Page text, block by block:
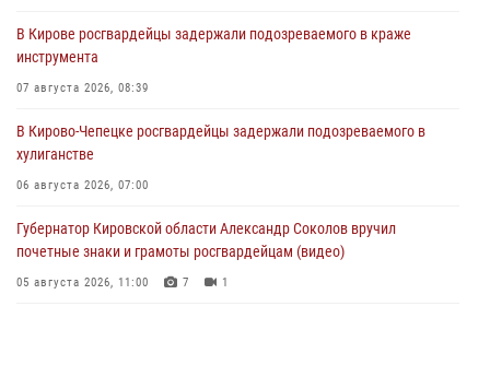
В Кирове росгвардейцы задержали подозреваемого в краже
инструмента
07 августа 2026, 08:39
В Кирово-Чепецке росгвардейцы задержали подозреваемого в
хулиганстве
06 августа 2026, 07:00
Губернатор Кировской области Александр Соколов вручил
почетные знаки и грамоты росгвардейцам (видео)
05 августа 2026, 11:00 7 1